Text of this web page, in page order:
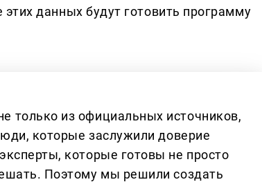
данных будут готовить программу
только из официальных источников,
которые заслужили доверие
которые готовы не просто
Поэтому мы решили создать